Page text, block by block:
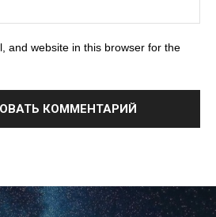
and website in this browser for the